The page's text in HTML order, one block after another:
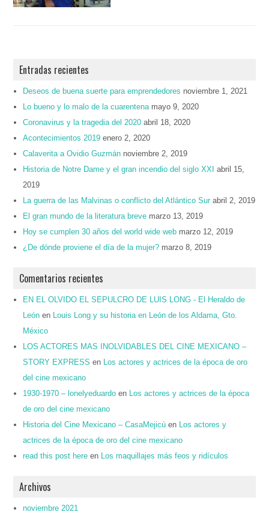
Entradas recientes
Deseos de buena suerte para emprendedores noviembre 1, 2021
Lo bueno y lo malo de la cuarentena mayo 9, 2020
Coronavirus y la tragedia del 2020 abril 18, 2020
Acontecimientos 2019 enero 2, 2020
Calaverita a Ovidio Guzmán noviembre 2, 2019
Historia de Notre Dame y el gran incendio del siglo XXI abril 15,
2019
La guerra de las Malvinas o conflicto del Atlántico Sur abril 2, 2019
El gran mundo de la literatura breve marzo 13, 2019
Hoy se cumplen 30 años del world wide web marzo 12, 2019
¿De dónde proviene el día de la mujer? marzo 8, 2019
Comentarios recientes
EN EL OLVIDO EL SEPULCRO DE LUIS LONG - El Heraldo de
León en Louis Long y su historia en León de los Aldama, Gto.
México
LOS ACTORES MAS INOLVIDABLES DEL CINE MEXICANO –
STORY EXPRESS en Los actores y actrices de la época de oro
del cine mexicano
1930-1970 – lonelyeduardo en Los actores y actrices de la época
de oro del cine mexicano
Historia del Cine Mexicano – CasaMejicú en Los actores y
actrices de la época de oro del cine mexicano
read this post here en Los maquillajes más feos y ridículos
Archivos
noviembre 2021